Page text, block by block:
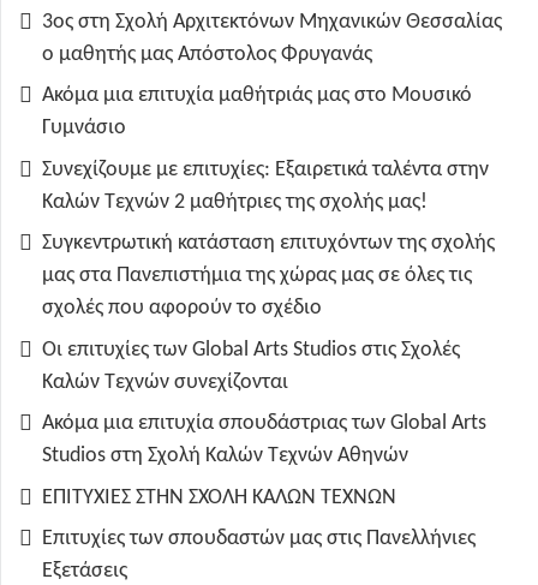
3ος στη Σχολή Αρχιτεκτόνων Μηχανικών Θεσσαλίας
ο μαθητής μας Απόστολος Φρυγανάς
Ακόμα μια επιτυχία μαθήτριάς μας στο Μουσικό
Γυμνάσιο
Συνεχίζουμε με επιτυχίες: Εξαιρετικά ταλέντα στην
Καλών Τεχνών 2 μαθήτριες της σχολής μας!
Συγκεντρωτική κατάσταση επιτυχόντων της σχολής
μας στα Πανεπιστήμια της χώρας μας σε όλες τις
σχολές που αφορούν το σχέδιο
Οι επιτυχίες των Global Arts Studios στις Σχολές
Καλών Τεχνών συνεχίζονται
Ακόμα μια επιτυχία σπουδάστριας των Global Arts
Studios στη Σχολή Καλών Τεχνών Αθηνών
ΕΠΙΤΥΧΙΕΣ ΣΤΗΝ ΣΧΟΛΗ ΚΑΛΩΝ ΤΕΧΝΩΝ
Επιτυχίες των σπουδαστών μας στις Πανελλήνιες
Εξετάσεις